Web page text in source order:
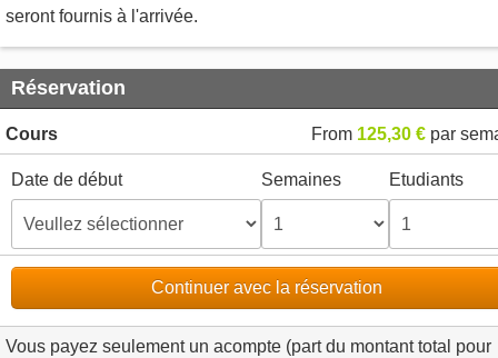
seront fournis à l'arrivée.
Réservation
Cours From 125,30 € par
Date de début Semaines Etudiants
Continuer avec la réservation
Vous payez seulement un acompte (part du montant total pour